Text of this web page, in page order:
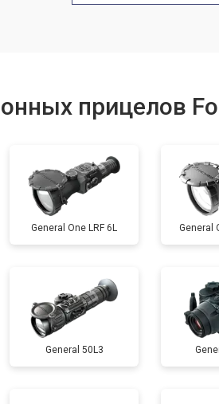
прицелов
General One LRF 6L General
General 50L3